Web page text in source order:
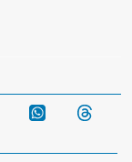
Telegram WhatsApp